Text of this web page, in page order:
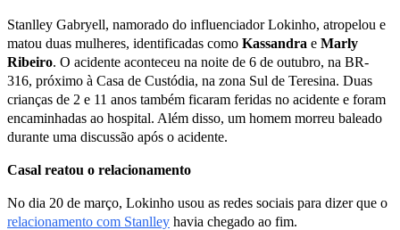
Stanlley Gabryell, namorado do influenciador Lokinho, atropelou e
matou duas mulheres, identificadas como Kassandra e Marly
Ribeiro. O acidente aconteceu na noite de 6 de outubro, na BR-
316, próximo à Casa de Custódia, na zona Sul de Teresina. Duas
crianças de 2 e 11 anos também ficaram feridas no acidente e foram
encaminhadas ao hospital. Além disso, um homem morreu baleado
durante uma discussão após o acidente.
Casal reatou o relacionamento
No dia 20 de março, Lokinho usou as redes sociais para dizer que o
relacionamento com Stanlley havia chegado ao fim.